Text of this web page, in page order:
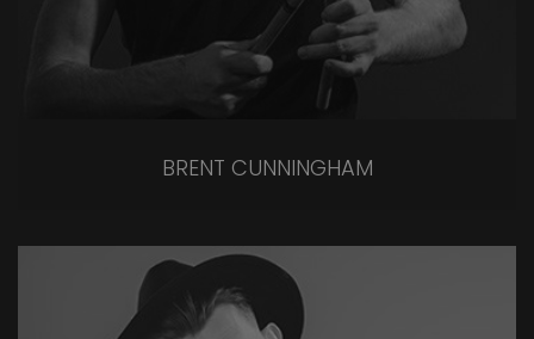
BRENT CUNNINGHAM